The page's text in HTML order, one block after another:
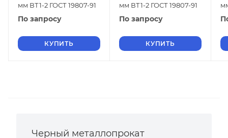
мм ВТ1-2 ГОСТ 19807-91
По запросу
КУПИТЬ
мм ВТ1-2 ГОСТ 19807-91
По запросу
КУПИТЬ
Черный металлопрокат